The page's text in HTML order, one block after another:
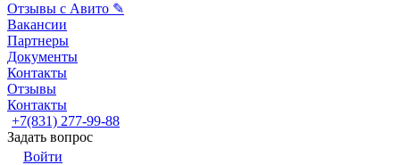
Отзывы с Авито ✎
Вакансии
Партнеры
Документы
Контакты
Отзывы
Контакты
+7(831) 277-99-88
Задать вопрос
Войти